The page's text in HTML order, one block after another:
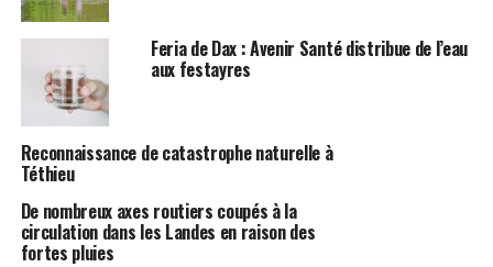
Feria de Dax : Avenir Santé distribue de l’eau
aux festayres
Reconnaissance de catastrophe naturelle à
Téthieu
De nombreux axes routiers coupés à la
circulation dans les Landes en raison des
fortes pluies